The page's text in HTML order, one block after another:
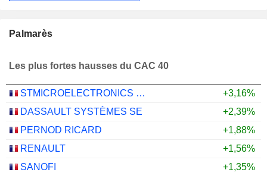
Palmarès
Les plus fortes hausses du CAC 40
STMICROELECTRONICS N.V.
+3,16%
DASSAULT SYSTÈMES SE
+2,39%
PERNOD RICARD
+1,88%
RENAULT
+1,56%
SANOFI
+1,35%